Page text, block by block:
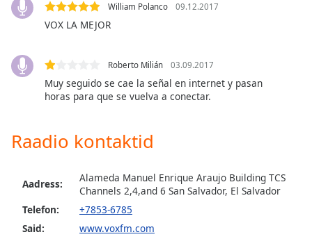
Picture-
in-
This
dialog
window.
Escape
William Polanco 09.12.2017
VOX LA MEJOR
Roberto Milián 03.09.2017
Muy seguido se cae la señal en internet y pasan
horas para que se vuelva a conectar.
Raadio kontaktid
Aadress:
Alameda Manuel Enrique Araujo Building TCS
Channels 2,4,and 6 San Salvador, El Salvador
Telefon:
+7853-6785
Said:
www.voxfm.com